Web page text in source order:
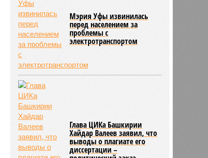
Мэрия Уфы извинилась
перед населением за
проблемы с
электротранспортом
Глава ЦИКа Башкирии
Хайдар Валеев заявил, что
выводы о плагиате его
диссертации –